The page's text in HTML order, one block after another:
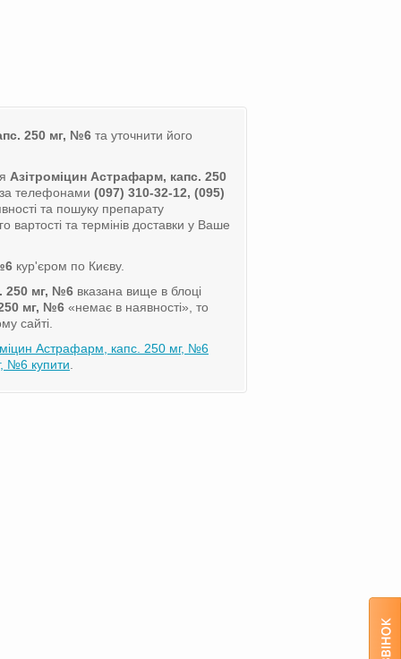
250 мг, №6 та уточнити його
Азітроміцин Астрафарм, капс. 250
за телефонами (097) 310-32-12, (095)
та пошуку препарату
вартості та термінів доставки у Ваше
кур'єром по Києву.
250 мг, №6 вказана вище в блоці
мг, №6 «немає в наявності», то
сайті.
Астрафарм, капс. 250 мг, №6
№6 купити